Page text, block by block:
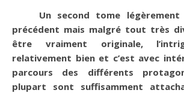
Un second tome
précédent mais malgré tout très
être vraiment originale,
relativement bien et c’est avec
parcours des différents
plupart sont suffisamment